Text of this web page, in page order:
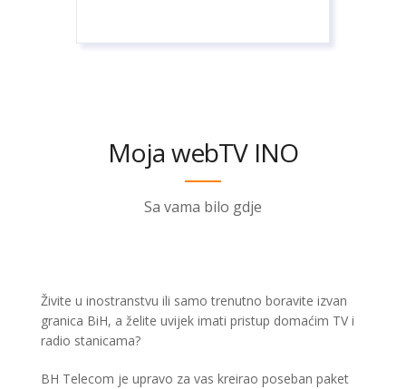
Moja webTV INO
Sa vama bilo gdje
Živite u inostranstvu ili samo trenutno boravite izvan
granica BiH, a želite uvijek imati pristup domaćim TV i
radio stanicama?
BH Telecom je upravo za vas kreirao poseban paket